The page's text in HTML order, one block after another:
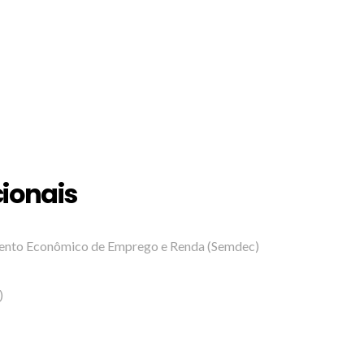
Econômico de Emprego e Renda (Semdec)